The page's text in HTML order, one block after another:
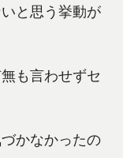
と思う挙動が
も言わせずセ
かなかったの